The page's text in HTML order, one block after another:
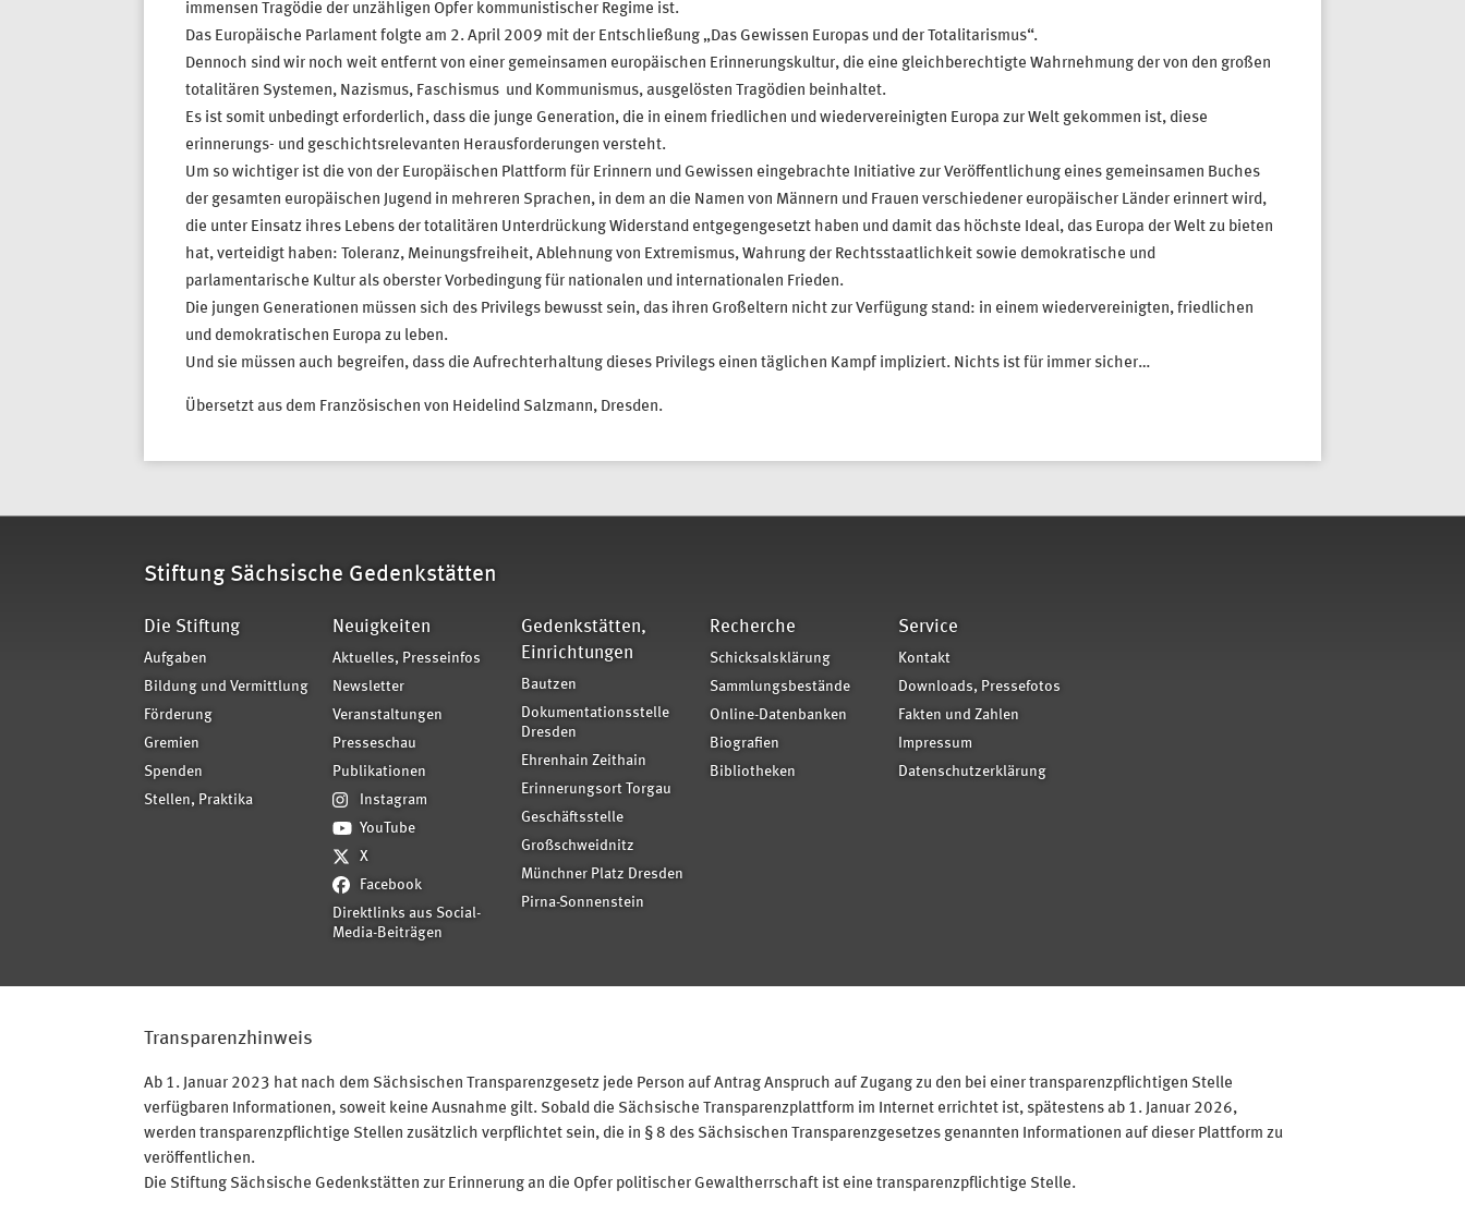
immensen Tragödie der unzähligen Opfer kommunistischer Regime ist.
Das Europäische Parlament folgte am 2. April 2009 mit der Entschließung „Das Gewissen Europas und der Totalitarismus“.
Dennoch sind wir noch weit entfernt von einer gemeinsamen europäischen Erinnerungskultur, die eine gleichberechtigte Wahrnehmung der von den großen
totalitären Systemen, Nazismus, Faschismus und Kommunismus, ausgelösten Tragödien beinhaltet.
Es ist somit unbedingt erforderlich, dass die junge Generation, die in einem friedlichen und wiedervereinigten Europa zur Welt gekommen ist, diese
erinnerungs- und geschichtsrelevanten Herausforderungen versteht.
Um so wichtiger ist die von der Europäischen Plattform für Erinnern und Gewissen eingebrachte Initiative zur Veröffentlichung eines gemeinsamen Buches
der gesamten europäischen Jugend in mehreren Sprachen, in dem an die Namen von Männern und Frauen verschiedener europäischer Länder erinnert wird,
die unter Einsatz ihres Lebens der totalitären Unterdrückung Widerstand entgegengesetzt haben und damit das höchste Ideal, das Europa der Welt zu bieten
hat, verteidigt haben: Toleranz, Meinungsfreiheit, Ablehnung von Extremismus, Wahrung der Rechtsstaatlichkeit sowie demokratische und
parlamentarische Kultur als oberster Vorbedingung für nationalen und internationalen Frieden.
Die jungen Generationen müssen sich des Privilegs bewusst sein, das ihren Großeltern nicht zur Verfügung stand: in einem wiedervereinigten, friedlichen
und demokratischen Europa zu leben.
Und sie müssen auch begreifen, dass die Aufrechterhaltung dieses Privilegs einen täglichen Kampf impliziert. Nichts ist für immer sicher…
Übersetzt aus dem Französischen von Heidelind Salzmann, Dresden.
Stiftung Sächsische Gedenkstätten
Die Stiftung
Aufgaben
Bildung und Vermittlung
Förderung
Gremien
Spenden
Stellen, Praktika
Neuigkeiten
Aktuelles, Presseinfos
Newsletter
Veranstaltungen
Presseschau
Publikationen
Instagram
YouTube
X
Facebook
Direktlinks aus Social-
Media-Beiträgen
Gedenkstätten,
Einrichtungen
Bautzen
Dokumentationsstelle
Dresden
Ehrenhain Zeithain
Erinnerungsort Torgau
Geschäftsstelle
Großschweidnitz
Münchner Platz Dresden
Pirna-Sonnenstein
Recherche
Schicksalsklärung
Sammlungsbestände
Online-Datenbanken
Biografien
Bibliotheken
Service
Kontakt
Downloads, Pressefotos
Fakten und Zahlen
Impressum
Datenschutzerklärung
Transparenzhinweis
Ab 1. Januar 2023 hat nach dem Sächsischen Transparenzgesetz jede Person auf Antrag Anspruch auf Zugang zu den bei einer transparenzpflichtigen Stelle
verfügbaren Informationen, soweit keine Ausnahme gilt. Sobald die Sächsische Transparenzplattform im Internet errichtet ist, spätestens ab 1. Januar 2026,
werden transparenzpflichtige Stellen zusätzlich verpflichtet sein, die in § 8 des Sächsischen Transparenzgesetzes genannten Informationen auf dieser Plattform zu
veröffentlichen.
Die Stiftung Sächsische Gedenkstätten zur Erinnerung an die Opfer politischer Gewaltherrschaft ist eine transparenzpflichtige Stelle.